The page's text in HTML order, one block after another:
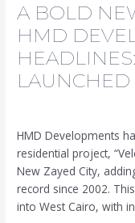
A BOLD
HMD
LAUNCHED
HMD Developments
residential project,
New Zayed City,
record since 2002.
into West Cairo, with